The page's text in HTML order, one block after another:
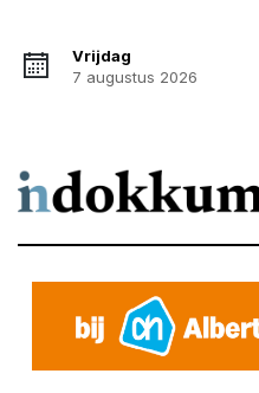
Vrijdag
7 augustus 2026